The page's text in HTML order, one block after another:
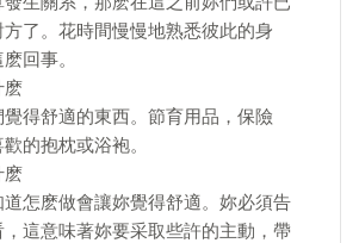
了。花時間慢慢地熟悉彼此的身
回事。
麽
得舒適的東西。節育用品，保險
的抱枕或浴袍。
麽
怎麽做會讓妳覺得舒適。妳必須告
這意味著妳要采取些許的主動，帶